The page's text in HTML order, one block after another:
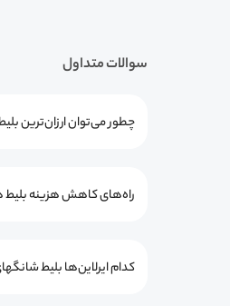
سوالات متداول
چطور می‌توان ارزان‌ترین
راه‌های کاهش هزینه
کدام ایرلاین‌ها بلیط